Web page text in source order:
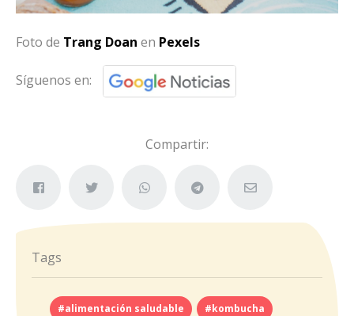
Foto de Trang Doan en Pexels
Síguenos en:
Compartir:
Tags
#alimentación saludable #kombucha